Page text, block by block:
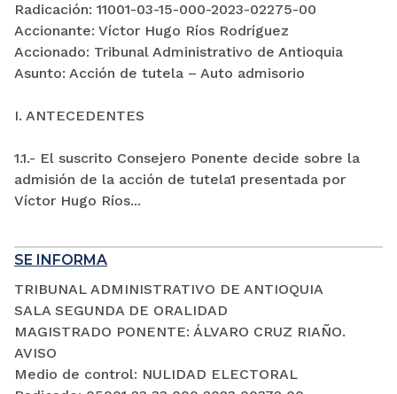
Radicación: 11001-03-15-000-2023-02275-00
Accionante: Víctor Hugo Ríos Rodríguez
Accionado: Tribunal Administrativo de Antioquia
Asunto: Acción de tutela – Auto admisorio
I. ANTECEDENTES
1.1.- El suscrito Consejero Ponente decide sobre la
admisión de la acción de tutela1 presentada por
Víctor Hugo Ríos...
SE INFORMA
TRIBUNAL ADMINISTRATIVO DE ANTIOQUIA
SALA SEGUNDA DE ORALIDAD
MAGISTRADO PONENTE: ÁLVARO CRUZ RIAÑO.
AVISO
Medio de control: NULIDAD ELECTORAL